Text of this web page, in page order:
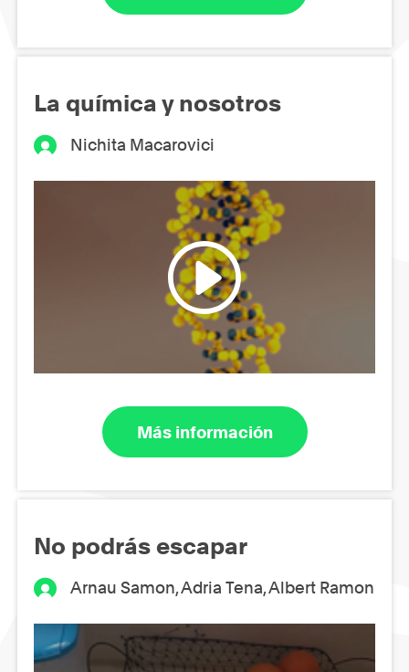
La química y nosotros
Nichita Macarovici
Más información
No podrás escapar
Arnau Samon, Adria Tena, Albert Ramon